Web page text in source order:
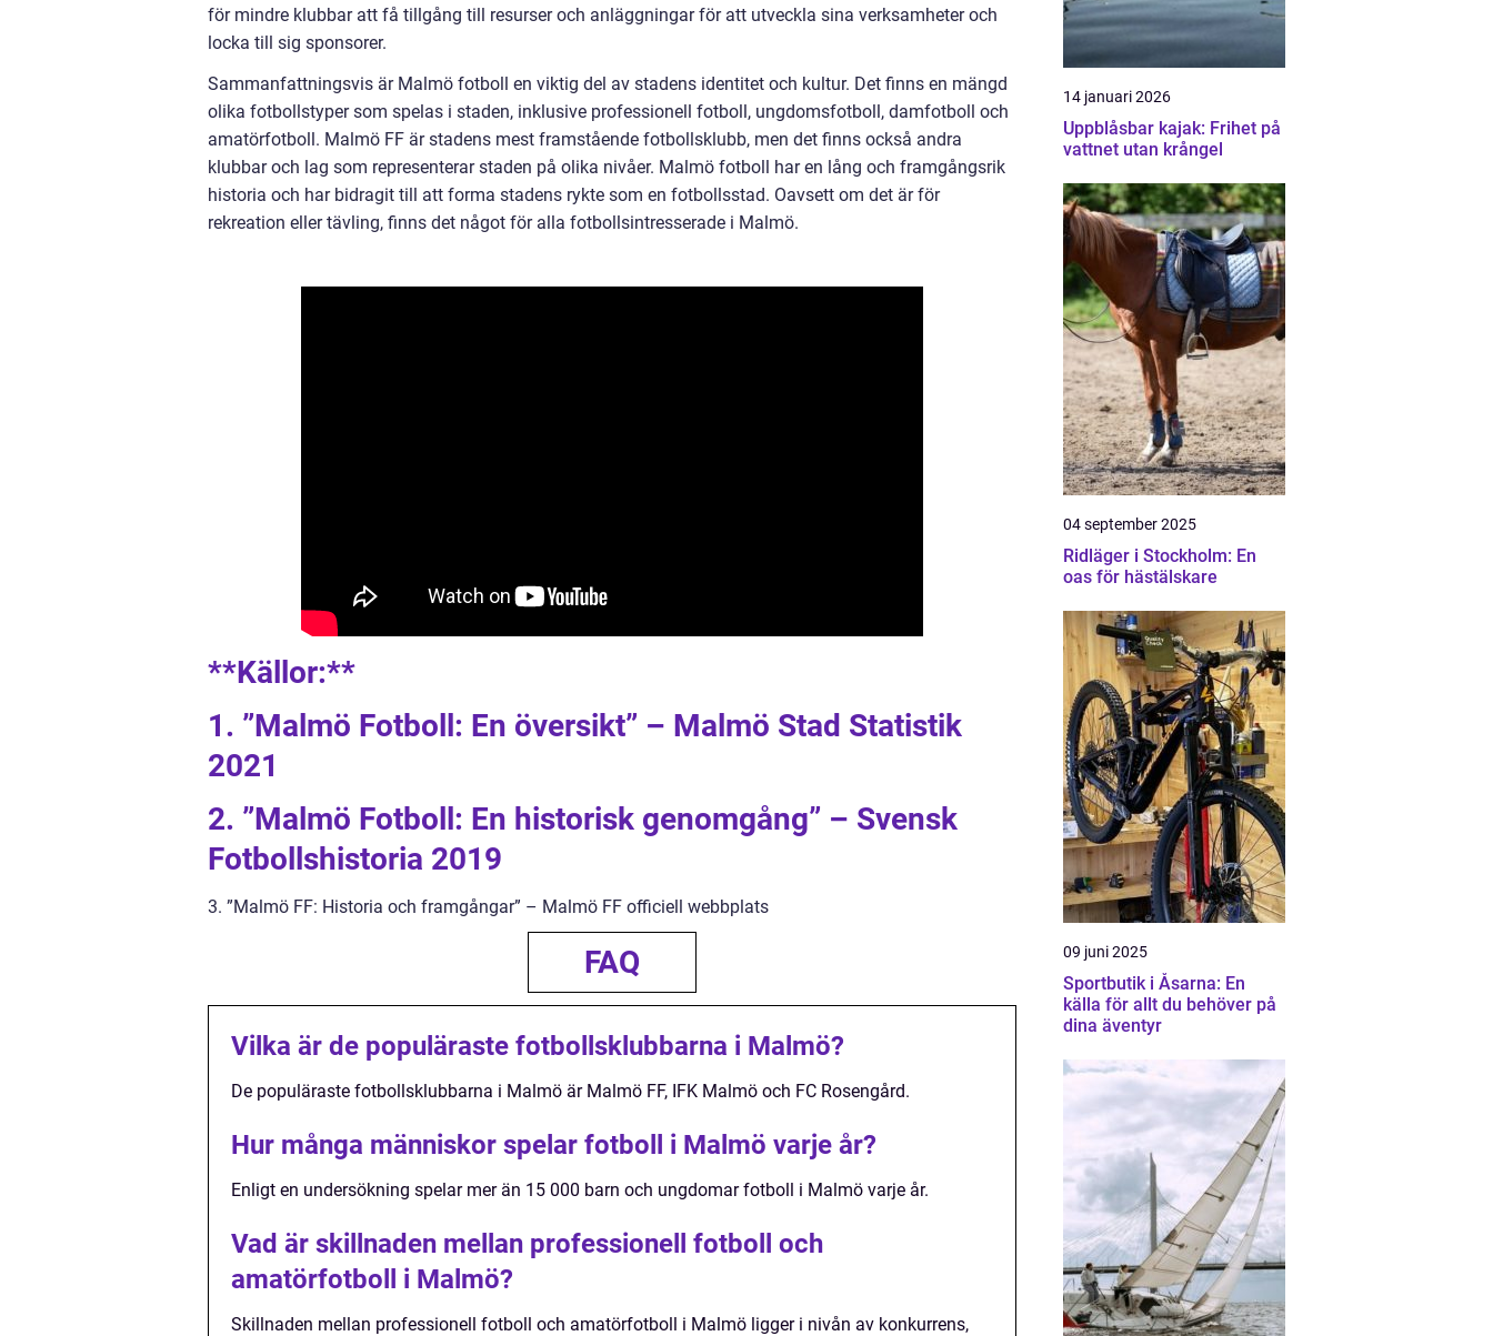
för mindre klubbar att få tillgång till resurser och anläggningar för att utveckla sina verksamheter och
locka till sig sponsorer.
Sammanfattningsvis är Malmö fotboll en viktig del av stadens identitet och kultur. Det finns en mängd
olika fotbollstyper som spelas i staden, inklusive professionell fotboll, ungdomsfotboll, damfotboll och
amatörfotboll. Malmö FF är stadens mest framstående fotbollsklubb, men det finns också andra
klubbar och lag som representerar staden på olika nivåer. Malmö fotboll har en lång och framgångsrik
historia och har bidragit till att forma stadens rykte som en fotbollsstad. Oavsett om det är för
rekreation eller tävling, finns det något för alla fotbollsintresserade i Malmö.
**Källor:**
1. ”Malmö Fotboll: En översikt” – Malmö Stad Statistik
2021
2. ”Malmö Fotboll: En historisk genomgång” – Svensk
Fotbollshistoria 2019
3. ”Malmö FF: Historia och framgångar” – Malmö FF officiell webbplats
FAQ
Vilka är de populäraste fotbollsklubbarna i Malmö?
De populäraste fotbollsklubbarna i Malmö är Malmö FF, IFK Malmö och FC Rosengård.
Hur många människor spelar fotboll i Malmö varje år?
Enligt en undersökning spelar mer än 15 000 barn och ungdomar fotboll i Malmö varje år.
Vad är skillnaden mellan professionell fotboll och
amatörfotboll i Malmö?
Skillnaden mellan professionell fotboll och amatörfotboll i Malmö ligger i nivån av konkurrens,
14 januari 2026
Uppblåsbar kajak: Frihet på
vattnet utan krångel
04 september 2025
Ridläger i Stockholm: En
oas för hästälskare
09 juni 2025
Sportbutik i Åsarna: En
källa för allt du behöver på
dina äventyr